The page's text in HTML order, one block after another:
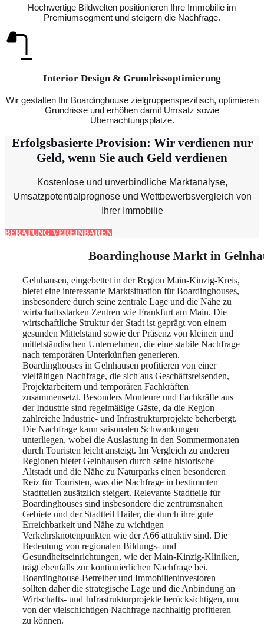
Hochwertige Bildwelten positionieren Ihre Immobilie im
Premiumsegment und steigern die Nachfrage.
Interior Design & Grundrissoptimierung
Wir gestalten Ihr Boardinghouse zielgruppenspezifisch, optimieren
Grundrisse und erhöhen damit Umsatz sowie
Übernachtungsplätze.
Erfolgsbasierte Provision: Wir verdienen nur
Geld, wenn Sie auch Geld verdienen
Kostenlose und unverbindliche Marktanalyse,
Umsatzpotentialprognose und Wettbewerbsvergleich von
Ihrer Immobilie
BERATUNG VEREINBAREN
Boardinghouse Markt in
Gelnhausen, eingebettet in der Region Main-Kinzig-Kreis,
bietet eine interessante Marktsituation für Boardinghouses,
insbesondere durch seine zentrale Lage und die Nähe zu
wirtschaftsstarken Zentren wie Frankfurt am Main. Die
wirtschaftliche Struktur der Stadt ist geprägt von einem
gesunden Mittelstand sowie der Präsenz von kleinen und
mittelständischen Unternehmen, die eine stabile Nachfrage
nach temporären Unterkünften generieren.
Boardinghouses in Gelnhausen profitieren von einer
vielfältigen Nachfrage, die sich aus Geschäftsreisenden,
Projektarbeitern und temporären Fachkräften
zusammensetzt. Besonders Monteure und Fachkräfte aus
der Industrie sind regelmäßige Gäste, da die Region
zahlreiche Industrie- und Infrastrukturprojekte beherbergt.
Die Nachfrage kann saisonalen Schwankungen
unterliegen, wobei die Auslastung in den Sommermonaten
durch Touristen leicht ansteigt. Im Vergleich zu anderen
Regionen bietet Gelnhausen durch seine historische
Altstadt und die Nähe zu Naturparks einen besonderen
Reiz für Touristen, was die Nachfrage in bestimmten
Stadtteilen zusätzlich steigert. Relevante Stadtteile für
Boardinghouses sind insbesondere die zentrumsnahen
Gebiete und der Stadtteil Hailer, die durch ihre gute
Erreichbarkeit und Nähe zu wichtigen
Verkehrsknotenpunkten wie der A66 attraktiv sind. Die
Bedeutung von regionalen Bildungs- und
Gesundheitseinrichtungen, wie der Main-Kinzig-Kliniken,
trägt ebenfalls zur kontinuierlichen Nachfrage bei.
Boardinghouse-Betreiber und Immobilieninvestoren
sollten daher die strategische Lage und die Anbindung an
Wirtschafts- und Infrastrukturprojekte berücksichtigen, um
von der vielschichtigen Nachfrage nachhaltig profitieren
zu können.